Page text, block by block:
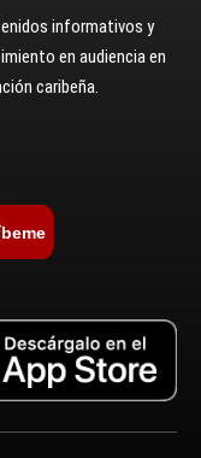
informativos y
en audiencia en
caribeña.